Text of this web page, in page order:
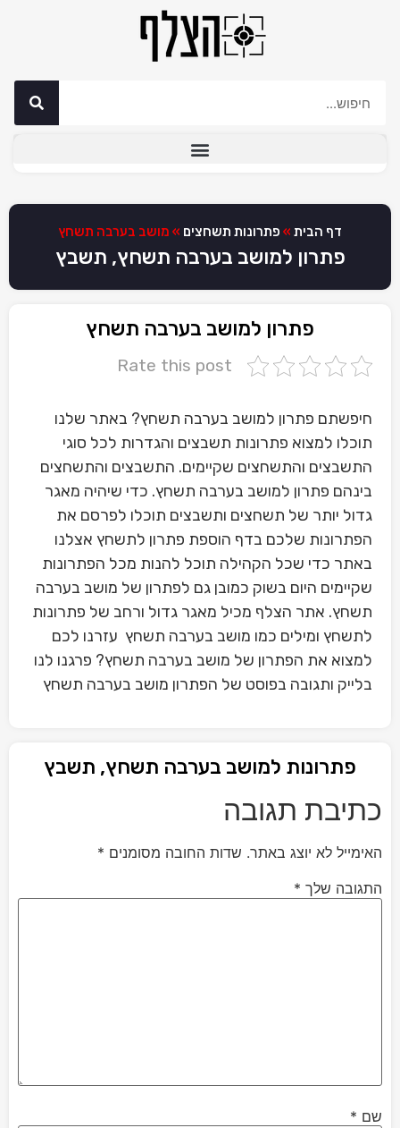
דף הבית » פתרונות תשחצים » מושב בערבה תשחץ
פתרון למושב בערבה תשחץ, תשבץ
פתרון למושב בערבה תשחץ
Rate this post
חיפשתם פתרון למושב בערבה תשחץ? באתר שלנו
תוכלו למצוא פתרונות תשבצים והגדרות לכל סוגי
התשבצים והתשחצים שקיימים. התשבצים והתשחצים
בינהם פתרון למושב בערבה תשחץ. כדי שיהיה מאגר
גדול יותר של תשחצים ותשבצים תוכלו לפרסם את
הפתרונות שלכם בדף הוספת פתרון לתשחץ אצלנו
באתר כדי שכל הקהילה תוכל להנות מכל הפתרונות
שקיימים היום בשוק כמובן גם לפתרון של מושב בערבה
תשחץ. אתר הצלף מכיל מאגר גדול ורחב של פתרונות
לתשחץ ומילים כמו מושב בערבה תשחץ עזרנו לכם
למצוא את הפתרון של מושב בערבה תשחץ? פרגנו לנו
בלייק ותגובה בפוסט של הפתרון מושב בערבה תשחץ
פתרונות למושב בערבה תשחץ, תשבץ
כתיבת תגובה
האימייל לא יוצג באתר. שדות החובה מסומנים *
התגובה שלך *
שם *